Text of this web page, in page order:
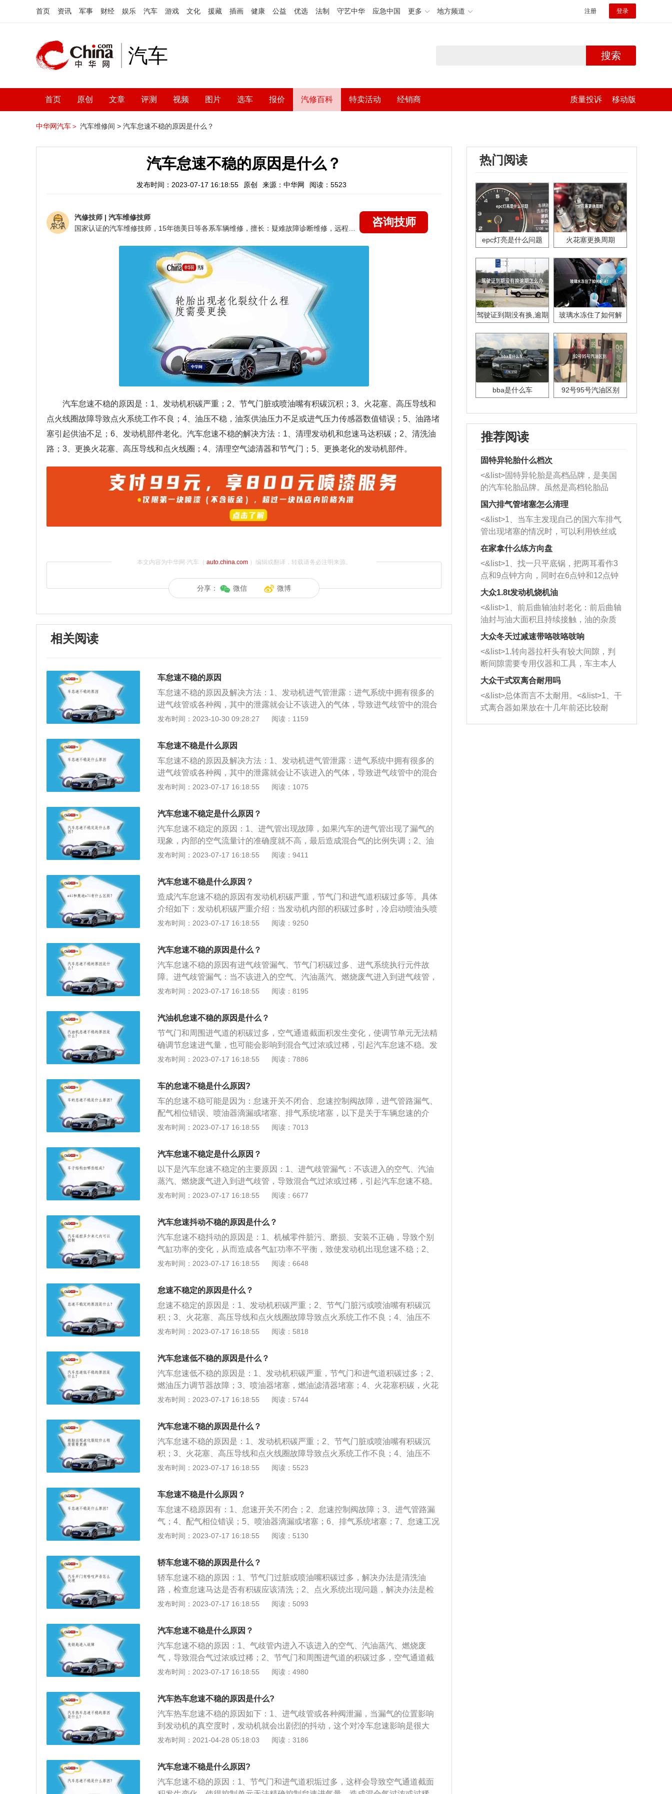
首页 资讯 军事 财经 娱乐 汽车 游戏 文化 援藏 插画 健康 公益 优选 法制 守艺中华 应急中国 更多 地方频道 注册 登录
汽车 搜索
首页 原创 文章 评测 视频 图片 选车 报价 汽修百科 特卖活动 经销商 质量投诉 移动版
中华网汽车＞ 汽车维修间 > 汽车怠速不稳的原因是什么？
汽车怠速不稳的原因是什么？
发布时间：2023-07-17 16:18:55 原创 来源：中华网 阅读：5523
汽修技师 | 汽车维修技师
咨询技师
汽车怠速不稳的原因是：1、发动机积碳严重；2、节气门脏或喷油嘴有积碳沉积；3、火花塞、高压导线和
点火线圈故障导致点火系统工作不良；4、油压不稳，油泵供油压力不足或进气压力传感器数值错误；5、油路堵
塞引起供油不足；6、发动机部件老化。汽车怠速不稳的解决方法：1、清理发动机和怠速马达积碳；2、清洗油
路；3、更换火花塞、高压导线和点火线圈；4、清理空气滤清器和节气门；5、更换老化的发动机部件。
本文内容为中华网·汽车（ auto.china.com）编辑或翻译，转载请务必注明来源。
分享： 微信 微博
相关阅读
车怠速不稳的原因
车怠速不稳的原因及解决方法：1、发动机进气管泄露：进气系统中拥有很多的
进气歧管或各种阀，其中的泄露就会让不该进入的气体，导致进气歧管中的混合
气体的浓度过高或者过低，最终导致发动机出现间歇性抖动或怠速时无力的症
故障：由于油箱盖通气孔堵塞，油箱开关、燃油滤清器及油箱至化油器之间的油
管部分堵塞，汽车怠速时不能得到相应的燃油量，导致混合气就会变稀，发动机
动力输出变弱，怠速抖动；解决方法：用拖车去4s店检查整个燃油系统并维修。
3、怠速控制阀故障：电喷发动机的的怠速运行大都是由怠速控制阀来控制的，E
CU会根据发动机的转速、温度、节气门开关等信号，会对怠速控制阀的开启进行
均，发动机怠速时动力忽高忽低，车辆出现抖动；解决方法：去4s店更换怠速控
制阀。4、发动机积碳问题：这里的积碳包括气缸积碳、节气门积碳、火花塞积
碳、进气积碳等，这些位置刚好和发动机的动力输出息息相关，当发动机内部的
不稳定，怠速抖动，加速无力。解决方法：去4s店清洗发动机积碳。5、进气系
电机、占空比电磁阀、空气流量计、进气压力传感器等故障损坏，造成汽车怠速
不稳；解决方法：建议去4S店找专业人士维修进气系统执行元件。6、点火系统
故障，点火模块故障、火花塞间隙不正确、火花塞电极烧蚀或损坏、高压线电阻
过大等故障导致点火火花能量下降或失火，造成汽车怠速不稳忽高忽低。解决方
发布时间：2023-10-30 09:28:27 阅读：1159
车怠速不稳是什么原因
车怠速不稳的原因及解决方法：1、发动机进气管泄露：进气系统中拥有很多的
进气歧管或各种阀，其中的泄露就会让不该进入的气体，导致进气歧管中的混合
气体的浓度过高或者过低，最终导致发动机出现间歇性抖动或怠速时无力的症
故障：由于油箱盖通气孔堵塞，油箱开关、燃油滤清器及油箱至化油器之间的油
管部分堵塞，汽车怠速时不能得到相应的燃油量，导致混合气就会变稀，发动机
动力输出变弱，怠速抖动；解决方法：用拖车去4s店检查整个燃油系统并维修。
3、怠速控制阀故障：电喷发动机的的怠速运行大都是由怠速控制阀来控制的，E
CU会根据发动机的转速、温度、节气门开关等信号，会对怠速控制阀的开启进行
均，发动机怠速时动力忽高忽低，车辆出现抖动；解决方法：去4s店更换怠速控
制阀。4、发动机积碳问题：这里的积碳包括气缸积碳、节气门积碳、火花塞积
碳、进气积碳等，这些位置刚好和发动机的动力输出息息相关，当发动机内部的
不稳定，怠速抖动，加速无力。解决方法：去4s店清洗发动机积碳。5、进气系
电机、占空比电磁阀、空气流量计、进气压力传感器等故障损坏，造成汽车怠速
不稳；解决方法：建议去4S店找专业人士维修进气系统执行元件。6、点火系统
故障，点火模块故障、火花塞间隙不正确、火花塞电极烧蚀或损坏、高压线电阻
过大等故障导致点火火花能量下降或失火，造成汽车怠速不稳忽高忽低。解决方
发布时间：2023-07-17 16:18:55 阅读：1075
汽车怠速不稳定是什么原因？
汽车怠速不稳定的原因：1、进气管出现故障，如果汽车的进气管出现了漏气的
现象，内部的空气流量计的准确度就不高，最后造成混合气的比例失调；2、油
管堵塞会造成供油压力不足，想要解决这个问题，就要对汽车的油路进行清洗；
一旦出现问题会造成发动机缺火的现象，，想要解决这个问题，就要清洗或者是
更换火花塞。
发布时间：2023-07-17 16:18:55 阅读：9411
汽车怠速不稳是什么原因？
造成汽车怠速不稳的原因有发动机积碳严重，节气门和进气道积碳过多等。具体
介绍如下：发动机积碳严重介绍：当发动机内部的积碳过多时，冷启动喷油头喷
出的汽油会被积碳大量吸收，导致冷启动的混合气过稀，使得启动困难；这种状
又会被发动机的真空吸力吸入气缸内燃烧，又使混合气变浓，发动机的可燃混合
气时稀时浓，造成冷启动后怠速抖动。需要清洗油路、检查怠速马达。建议使用
优质燃油，减少积碳的形成。节气门和进气道积碳过多介绍：节气门和周围进气
道的积碳、污垢过多，空气通道截面积发生变化，使得控制单元无法精确控制怠
速进气量，造成混合气过浓或过稀，使燃烧不正常。火花塞也会积碳，积碳可以
气缸上的火花塞火花弱，会影响到汽车性能，火花塞故障会使汽车出现缺火症
状，但个别气缸的火花塞出现轻微故障，会出现怠速不稳症状。需要定期到汽车
店处保养，对汽车进行细致专业的检查维修。定期清洗节气门进气系统清除积
发布时间：2023-07-17 16:18:55 阅读：9250
汽车怠速不稳的原因是什么？
汽车怠速不稳的原因有进气歧管漏气、节气门积碳过多、进气系统执行元件故
障。进气歧管漏气：当不该进入的空气、汽油蒸汽、燃烧废气进入到进气歧管，
导致混合气过浓或过稀，引起汽车怠速不稳。节气门积碳过多：节气门和周围进
气量，也会导致混合气过浓或过稀，造成汽车怠速不稳。进气系统执行元件故
障：发动机进气系统的执行元件很多，例如节气门电机、怠速步进电机、占空比
电磁阀、空气流量计、进气压力传感器等故障损坏，造成汽车怠速不稳。汽车怠
速不稳解决办法：清理发动机和怠速马达积碳；清洗油路；更换火花塞、高压导
线和点火线圈；清理空气滤清器和节气门；更换老化的发动机部件。
发布时间：2023-07-17 16:18:55 阅读：8195
汽油机怠速不稳的原因是什么？
节气门和周围进气道的积碳过多，空气通道截面积发生变化，使调节单元无法精
确调节怠速进气量，也可能会影响到混合气过浓或过稀，引起汽车怠速不稳。发
动机进气系统的执行元件非常多，例如节气门电机、怠速步进电机、占空比电磁
怠速不稳的具体原因如下：1、节气门、空气流量计积炭过多：节气门与空气流
量计比较容易脏，现在的汽车大部分都是电子节气门，一点积炭可能就会对其造
成影响，节气门积炭过多会造成加油门犯卡，动力严重下降，怠速不稳等情况。
2、空气流量计过脏：造成空气流量信号错误，进气量决定喷油量，直接导致喷
油不准确，不仅油耗会增加，动力更是严重不足。所以换空滤很重要，最好三万
会对汽油有一定的吸附作用。所以点火启动的时候时间会延长一点。4、积炭太
多：大多会形成与气门、活塞环上面，间接造成缸压不够。冷车启动就容易怠速
不稳，热车就好。平时汽车怠速不稳的原因可能很多，像是真空漏气、火花塞坏
发布时间：2023-07-17 16:18:55 阅读：7886
车的怠速不稳是什么原因?
车的怠速不稳可能是因为：怠速开关不闭合、怠速控制阀故障，进气管路漏气、
配气相位错误、喷油器滴漏或堵塞、排气系统堵塞，以下是关于车辆怠速的介
绍：1、简介：怠速是指发动机在无负荷的情况下运转，只需克服自身内部机件
发动机五大基本工况之一。工作性能良好的发动机，其怠速一般为550-800转/分
钟。2、分类：正常怠速、行车怠速、怠速不稳。3、机械结构：配气机构，发动
机体、活塞连杆机构。
发布时间：2023-07-17 16:18:55 阅读：7013
汽车怠速不稳定是什么原因？
以下是汽车怠速不稳定的主要原因：1、进气歧管漏气：不该进入的空气、汽油
蒸汽、燃烧废气进入到进气歧管，导致混合气过浓或过稀，引起汽车怠速不稳。
2、节气门积碳过多：节气门和周围进气道的积碳过多，空气通道截面积发生变
汽车怠速不稳。3、进气系统执行元件故障：发动机进气系统的执行元件很多，
例如节气门电机、怠速步进电机、占空比电磁阀、空气流量计、进气压力传感器
等故障损坏，导致汽车怠速不稳。4、燃油系统故障：喷油器堵塞、燃油滤清器
堵塞、燃油泵滤网堵塞、燃油压力调节器故障、回油管堵塞等故障都会导致喷油
量不正确，造成混合气过浓或过稀，造成汽车怠速不稳。5、点火系统故障：点
障导致点火火花能量下降或失火，造成汽车怠速不稳忽高忽低。
发布时间：2023-07-17 16:18:55 阅读：6677
汽车怠速抖动不稳的原因是什么？
汽车怠速不稳抖动的原因是：1、机械零件脏污、磨损、安装不正确，导致个别
气缸功率的变化，从而造成各气缸功率不平衡，致使发动机出现怠速不稳；2、
发动机电控系统不正常，导致混合气燃烧不良，造成各气缸功率难以平衡，使发
积发生变化，使得控制单元无法精确控制怠速进气量，造成混合气过浓或过稀，
使燃烧不正常。
发布时间：2023-07-17 16:18:55 阅读：6648
怠速不稳定的原因是什么？
怠速不稳定的原因是：1、发动机积碳严重；2、节气门脏污或喷油嘴有积碳沉
积；3、火花塞、高压导线和点火线圈故障导致点火系统工作不良；4、油压不
稳，油泵供油压力不足或进气压力传感器数值错误；5、油路堵塞引起供油不
积碳；2、清洗油路；3、更换火花塞、高压导线和点火线圈；4、清理空气滤清
器和节气门；5、更换老化的发动机部件。
发布时间：2023-07-17 16:18:55 阅读：5818
汽车怠速低不稳的原因是什么？
汽车怠速低不稳的原因是：1、发动机积碳严重，节气门和进气道积碳过多；2、
燃油压力调节器故障；3、喷油器堵塞，燃油滤清器堵塞；4、火花塞积碳，火花
塞间隙不正确；5、高压线电阻过大。节气门和周围进气道的积碳、污垢过多，
过浓或过稀，使燃烧不正常，火花塞也会积碳，积碳可以通过清洗来恢复火花塞
活性，但有些火花塞使用寿命快到了，性能也会下降，个别气缸上的火花塞火花
弱，会影响到汽车性能。火花塞故障会使汽车出现缺火症状，但个别气缸的火花
塞出现轻微故障，会出现怠速不稳症状。
发布时间：2023-07-17 16:18:55 阅读：5744
汽车怠速不稳的原因是什么？
汽车怠速不稳的原因是：1、发动机积碳严重；2、节气门脏或喷油嘴有积碳沉
积；3、火花塞、高压导线和点火线圈故障导致点火系统工作不良；4、油压不
稳，油泵供油压力不足或进气压力传感器数值错误；5、油路堵塞引起供油不
积碳；2、清洗油路；3、更换火花塞、高压导线和点火线圈；4、清理空气滤清
器和节气门；5、更换老化的发动机部件。
发布时间：2023-07-17 16:18:55 阅读：5523
车怠速不稳是什么原因？
车怠速不稳原因有：1、怠速开关不闭合；2、怠速控制阀故障；3、进气管路漏
气；4、配气相位错误；5、喷油器滴漏或堵塞；6、排气系统堵塞；7、怠速工况
EGR阀开启。车怠速不稳的解决方法分别是：1、对节气门位置传感器进行调
基本设定；3、查找泄漏处，重新进行密封或更换相部件；4、检查正时标记，按
照标准重新调整配气相位；5、清洗喷油器，检查每个喷油器的喷油量并确认无
堵塞、滴漏现象；6、更换三元催化器；7、消除EGR阀上的积炭或更换EGR阀。
发布时间：2023-07-17 16:18:55 阅读：5130
轿车怠速不稳的原因是什么？
轿车怠速不稳的原因：1、节气门过脏或喷油嘴积碳过多，解决办法是清洗油
路，检查怠速马达是否有积碳应该清洗；2、点火系统出现问题，解决办法是检
查火花塞是否积碳过多，更换火花塞；3、油压不稳，解决办法是检查油压，必
机空转时一种工作状况，在发动机运转时，如果完全放松油门踏板，这时发动机
就处于怠速状态，调整怠速时转速不能突高突低，否则会对发动机造成早期磨
损。
发布时间：2023-07-17 16:18:55 阅读：5093
汽车怠速不稳是什么原因？
汽车怠速不稳的原因：1、气歧管内进入不该进入的空气、汽油蒸汽、燃烧废
气，导致混合气过浓或过稀；2、节气门和周围进气道的积碳过多，空气通道截
面积发生变化，使得控制单元无法精确控制怠速进气量，也会导致混合气过浓或
理时间、降低工作效率，进气系统、燃油系统、点火系统、发动机机械故障均会
导致发动机怠速不稳现象，因此诊断产生发动机怠速不稳现象的原因是一项涉及
面较广、难度较大的工作，轻易换件的方法不可取。
发布时间：2023-07-17 16:18:55 阅读：4980
汽车热车怠速不稳的原因是什么?
汽车热车怠速不稳的原因如下：1、进气歧管或各种阀泄漏，当漏气的位置影响
到发动机的真空度时，发动机就会出剧烈的抖动，这个对冷车怠速影响是很大
的；2、节气门和进气道积垢过多，这个会导致空气通道的截面积发生变化，使
就会造成怠速不稳；3、怠速空气执行元件故障，这个也是会导致怠速空气控制
不准确的。
发布时间：2021-04-28 05:18:03 阅读：3186
汽车怠速不稳是什么原因?
汽车怠速不稳的原因：1、节气门和进气道积垢过多，这样会导致空气通道截面
热门阅读
epc灯亮是什么问题 火花塞更换周期
驾驶证到期没有换,逾期
玻璃水冻住了如何解
bba是什么车 92号95号汽油区别
推荐阅读
固特异轮胎什么档次
<&list>固特异轮胎是高档品牌，是美国
的汽车轮胎品牌。虽然是高档轮胎品
牌，但是中高低端的轮胎都有生产，这
也是为了更好的开拓市场。
国六排气管堵塞怎么清理
<&list>1、当车主发现自己的国六车排气
管出现堵塞的情况时，可以利用铁丝或
者是细棍，直接将杂物给取出来，如果
堵塞情况比较严重，也可以采取应急措
施。 <&list>2、直接利用木棍将所有的
杂物推到排气管里面的位置处，然后将
三元催化器拆解开，就可以将堵塞的东
西取出来。但如果是因为积碳过多引起
的堵塞，就需要将三元催化器泡在草酸
洗剂对堵塞的情况得到解决，将清洗剂
放在燃油箱中，与燃油混合后，车辆启
动时，就可以和汽油一起进入到燃烧
室，最后形成废气排出，就可以让三元
催化器得到清洗，排气管堵塞的情况就
能够得到解决。
在家拿什么练方向盘
<&list>1、找一只平底锅，把两耳看作3
点和9点钟方向，同时在6点钟和12点钟
方向做一个标记。 <&list>2、双手握住
一圈半的练习，往右同样也要打相同的
圈数。 <&list>3、最后强调要反复练
习，这样就可以形成肌肉记忆，在真实
驾驶车辆时，不需要记忆也能打好方
向。
大众1.8t发动机烧机油
<&list>1、前后曲轴油封老化：前后曲轴
油封与油大面积且持续接触，油的杂质
和发动机内持续温度变化使其密封效果
逐渐减弱，导致渗油或漏油。<&list>2、
活塞间隙过大：积碳会使活塞环与缸体
的间隙扩大，导致机油流入燃烧室中，
造成烧机油。<&list>3、机油粘度。使用
机油粘度过小的话，同样会有烧机油现
象，机油粘度过小具有很好的流动性，
大众冬天过减速带咯吱咯吱响
<&list>1.转向器拉杆头有较大间隙，判
断间隙需要专用仪器和工具，车主本人
无法制作，需要将车辆送到修理厂或4s
店；<&list>2.车辆半轴套管防尘罩破
裂，破裂后会出现漏油现象，使半轴磨
损严重，磨损的半轴容易损坏，产生异
响；<&list>3.稳定器的转向胶套和球头
大众干式双离合耐用吗
<&list>总体而言不太耐用。<&list>1、干
式离合器如果放在十几年前还比较耐